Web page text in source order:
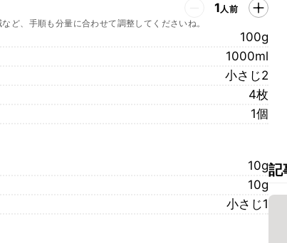
1人前
ど、手順も分量に合わせて調整してくださいね。
100g
1000ml
小さじ2
4枚
1個
10g
10g
小さじ1
記